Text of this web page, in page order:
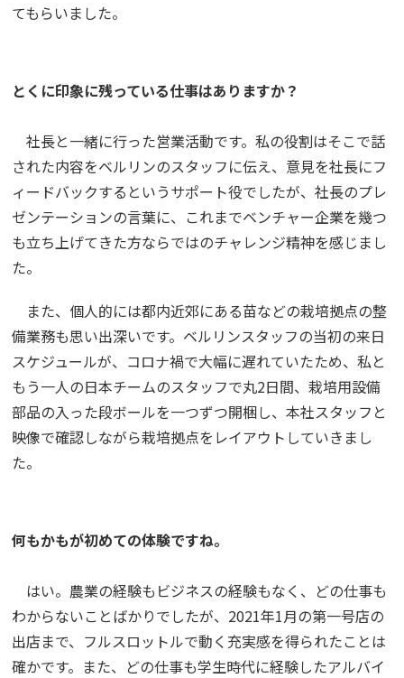
てもらいました。
とくに印象に残っている仕事はありますか？
社長と一緒に行った営業活動です。私の役割はそこで話
された内容をベルリンのスタッフに伝え、意見を社長にフ
ィードバックするというサポート役でしたが、社長のプレ
ゼンテーションの言葉に、これまでベンチャー企業を幾つ
も立ち上げてきた方ならではのチャレンジ精神を感じまし
た。
また、個人的には都内近郊にある苗などの栽培拠点の整
備業務も思い出深いです。ベルリンスタッフの当初の来日
スケジュールが、コロナ禍で大幅に遅れていたため、私と
もう一人の日本チームのスタッフで丸2日間、栽培用設備
部品の入った段ボールを一つずつ開梱し、本社スタッフと
映像で確認しながら栽培拠点をレイアウトしていきまし
た。
何もかもが初めての体験ですね。
はい。農業の経験もビジネスの経験もなく、どの仕事も
わからないことばかりでしたが、2021年1月の第一号店の
出店まで、フルスロットルで動く充実感を得られたことは
確かです。また、どの仕事も学生時代に経験したアルバイ